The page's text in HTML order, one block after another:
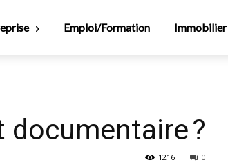
Emploi/Formation Immobilier
documentaire ?
0
1216